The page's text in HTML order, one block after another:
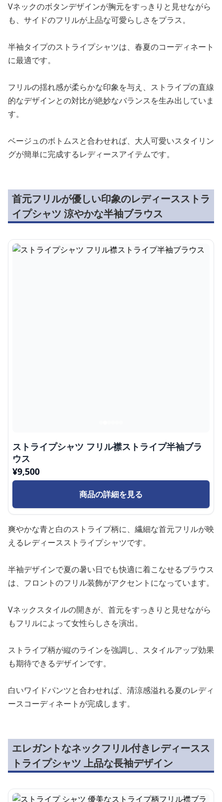
Vネックのボタンデザインが胸元をすっきりと見せながら
も、サイドのフリルが上品な可愛らしさをプラス。
半袖タイプのストライプシャツは、春夏のコーディネート
に最適です。
フリルの揺れ感が柔らかな印象を与え、ストライプの直線
的なデザインとの対比が絶妙なバランスを生み出していま
す。
ベージュのボトムスと合わせれば、大人可愛いスタイリン
グが簡単に完成するレディースアイテムです。
首元フリルが優しい印象のレディースストラ
イプシャツ 涼やかな半袖ブラウス
ストライプシャツ フリル襟ストライプ半袖ブラ
ウス
¥9,500
商品の詳細を見る
爽やかな青と白のストライプ柄に、繊細な首元フリルが映
えるレディースストライプシャツです。
半袖デザインで夏の暑い日でも快適に着こなせるブラウス
は、フロントのフリル装飾がアクセントになっています。
Vネックスタイルの開きが、首元をすっきりと見せながら
もフリルによって女性らしさを演出。
ストライプ柄が縦のラインを強調し、スタイルアップ効果
も期待できるデザインです。
白いワイドパンツと合わせれば、清涼感溢れる夏のレディ
ースコーディネートが完成します。
エレガントなネックフリル付きレディースス
トライプシャツ 上品な長袖デザイン